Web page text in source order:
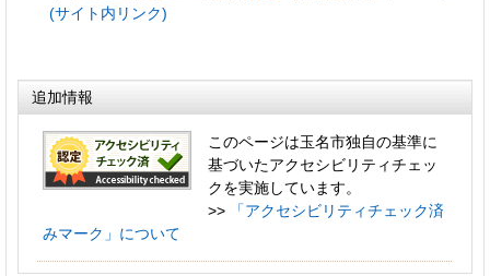
(サイト内リンク)
追加情報
このページは玉名市独自の基準に
基づいたアクセシビリティチェッ
クを実施しています。
>>
「アクセシビリティチェック済
みマーク」について